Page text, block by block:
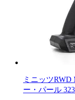
ミニッツRWD
ー・パール